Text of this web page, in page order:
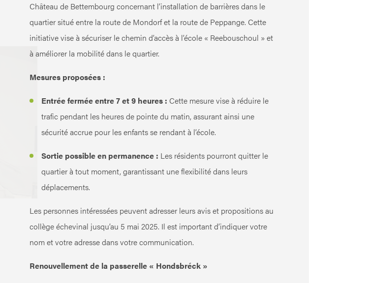
Château de Bettembourg concernant l’installation de barrières dans le
quartier situé entre la route de Mondorf et la route de Peppange. Cette
initiative vise à sécuriser le chemin d’accès à l’école « Reebouschoul » et
à améliorer la mobilité dans le quartier.
Mesures proposées :
Entrée fermée entre 7 et 9 heures : Cette mesure vise à réduire le
trafic pendant les heures de pointe du matin, assurant ainsi une
sécurité accrue pour les enfants se rendant à l’école.
Sortie possible en permanence : Les résidents pourront quitter le
quartier à tout moment, garantissant une flexibilité dans leurs
déplacements.
Les personnes intéressées peuvent adresser leurs avis et propositions au
collège échevinal jusqu’au 5 mai 2025. Il est important d’indiquer votre
nom et votre adresse dans votre communication.
Renouvellement de la passerelle « Hondsbréck »